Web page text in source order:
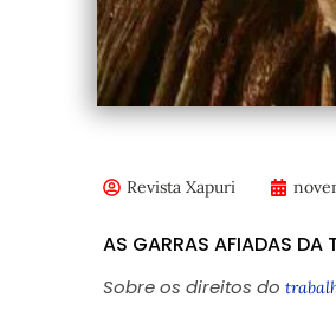
Revista Xapuri
AS GARRAS AFIADAS DA
Sobre os direitos do